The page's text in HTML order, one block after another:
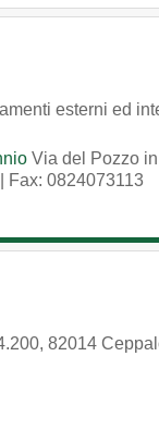
esterni ed
Via del Pozzo
| Fax: 0824073113
, 82014